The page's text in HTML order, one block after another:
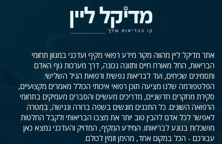
אתר מדיקל ליין מהווה מקור מידע רפואי מקיף ועדכני במגוון תחומי
הבריאות, החל מאורח חיים ותזונה נכונה, דרך מערכות גוף האדם
ותסמינים שכיחים, ועד לבריאות נפשית ורפואת הגיל השלישי.
הפלטפורמה שלנו מציעה תוכן רפואי איכותי הכולל מאמרים מקצועיים,
סקירת מחקרים חדשניים, מדריכים מעשיים והסברים מעמיקים בתחומי
הרפואה השונים. כל התכנים מוגשים בשפה ברורה ונגישה, במטרה
לאפשר לכל אדם להבין טוב יותר את מצבו הבריאותי ולקבל החלטות
מושכלות בנוגע לבריאותו. המידע המקיף, המדויק והעדכני נמצא כאן
עבורכם - הכל במקום אחד, מהימן וזמין לכולם.